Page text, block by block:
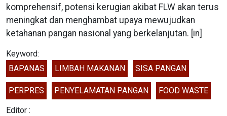
komprehensif, potensi kerugian akibat FLW akan terus
meningkat dan menghambat upaya mewujudkan
ketahanan pangan nasional yang berkelanjutan. [in]
Keyword:
BAPANAS
LIMBAH MAKANAN SISA PANGAN
PERPRES PENYELAMATAN PANGAN FOOD WASTE
Editor :